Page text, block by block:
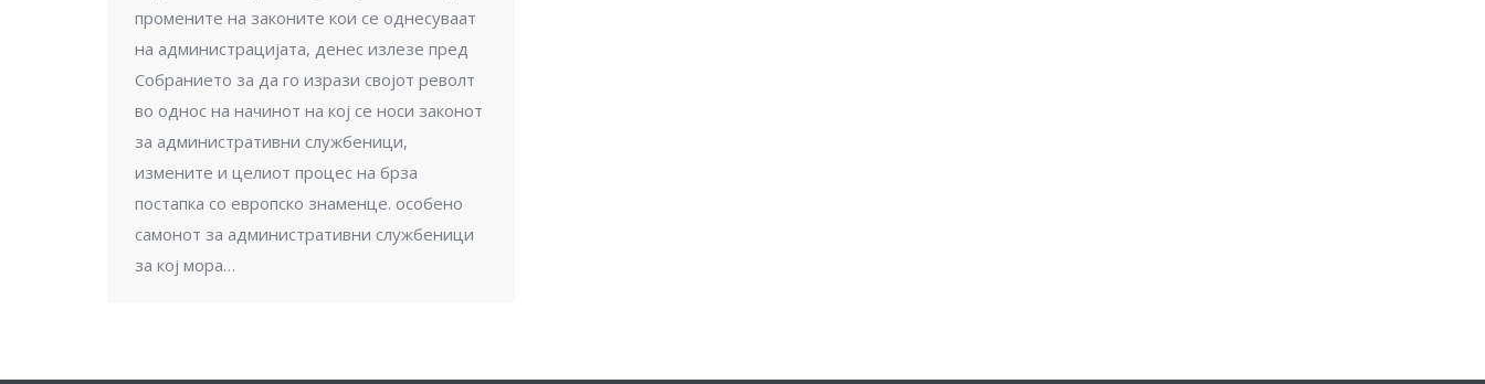
промените на законите кои се однесуваат
на администрацијата, денес излезе пред
Собранието за да го изрази својот револт
во однос на начинот на кој се носи законот
за административни службеници,
измените и целиот процес на брза
постапка со европско знаменце. особено
самонот за административни службеници
за кој мора…